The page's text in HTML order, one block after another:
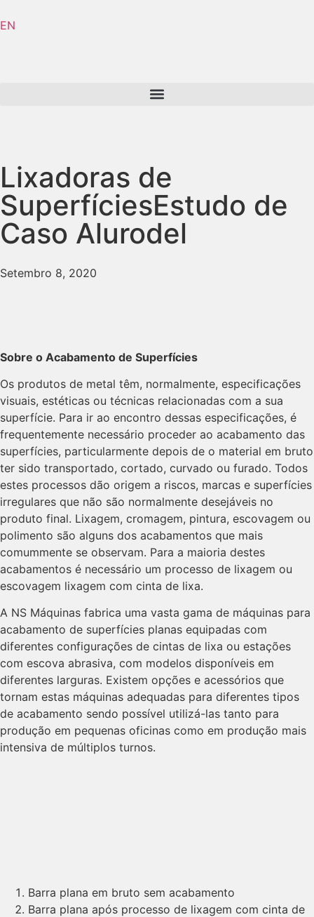
EN
Lixadoras de
SuperfíciesEstudo de
Caso Alurodel
Setembro 8, 2020
Sobre o Acabamento de Superfícies
Os produtos de metal têm, normalmente, especificações
visuais, estéticas ou técnicas relacionadas com a sua
superfície. Para ir ao encontro dessas especificações, é
frequentemente necessário proceder ao acabamento das
superfícies, particularmente depois de o material em bruto
ter sido transportado, cortado, curvado ou furado. Todos
estes processos dão origem a riscos, marcas e superfícies
irregulares que não são normalmente desejáveis no
produto final. Lixagem, cromagem, pintura, escovagem ou
polimento são alguns dos acabamentos que mais
comummente se observam. Para a maioria destes
acabamentos é necessário um processo de lixagem ou
escovagem lixagem com cinta de lixa.
A NS Máquinas fabrica uma vasta gama de máquinas para
acabamento de superfícies planas equipadas com
diferentes configurações de cintas de lixa ou estações
com escova abrasiva, com modelos disponíveis em
diferentes larguras. Existem opções e acessórios que
tornam estas máquinas adequadas para diferentes tipos
de acabamento sendo possível utilizá-las tanto para
produção em pequenas oficinas como em produção mais
intensiva de múltiplos turnos.
Barra plana em bruto sem acabamento
Barra plana após processo de lixagem com cinta de